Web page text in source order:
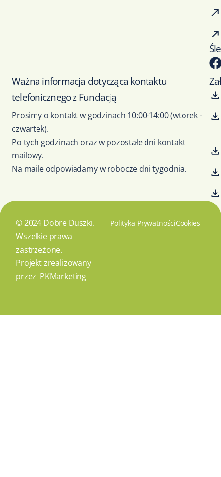
Ważna informacja dotycząca kontaktu
telefonicznego z Fundacją
Prosimy o kontakt w godzinach 10:00-14:00 (wtorek -
czwartek).
Po tych godzinach oraz w pozostałe dni kontakt
mailowy.
Na maile odpowiadamy w robocze dni tygodnia.
© 2024 Dobre Duszki.
Wszelkie prawa
zastrzeżone.
Projekt zrealizowany
przez PKMarketing
Polityka PrywatnościCookies